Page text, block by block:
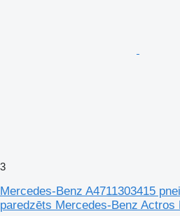
3
Mercedes-Benz A4711303415
paredzēts Mercedes-Benz Actros